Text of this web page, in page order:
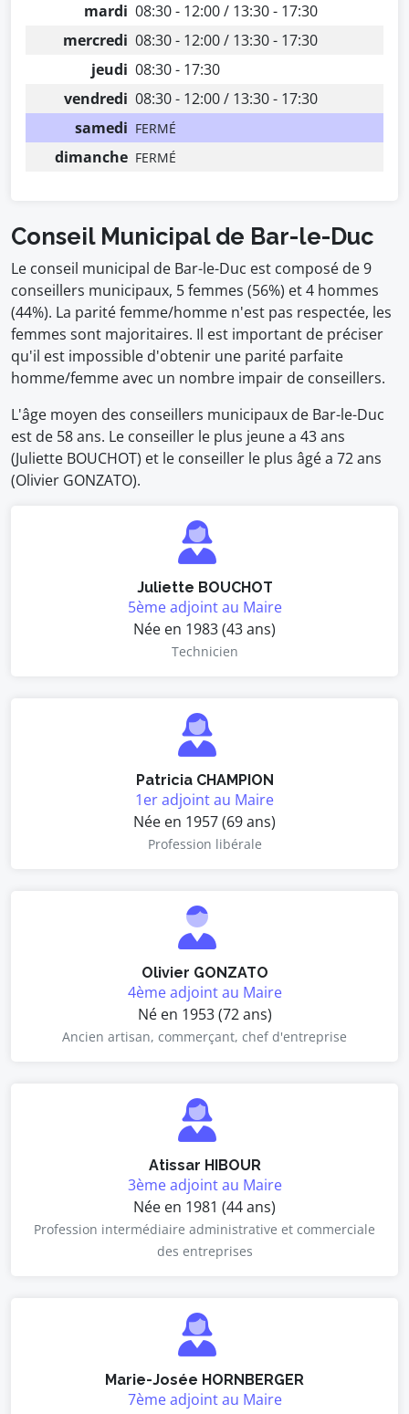
mardi 08:30 - 12:00 / 13:30 - 17:30
mercredi 08:30 - 12:00 / 13:30 - 17:30
jeudi 08:30 - 17:30
vendredi 08:30 - 12:00 / 13:30 - 17:30
samedi FERMÉ
dimanche FERMÉ
Conseil Municipal de Bar-le-Duc
Le conseil municipal de Bar-le-Duc est composé de 9
conseillers municipaux, 5 femmes (56%) et 4 hommes
(44%). La parité femme/homme n'est pas respectée, les
femmes sont majoritaires. Il est important de préciser
qu'il est impossible d'obtenir une parité parfaite
homme/femme avec un nombre impair de conseillers.
L'âge moyen des conseillers municipaux de Bar-le-Duc
est de 58 ans. Le conseiller le plus jeune a 43 ans
(Juliette BOUCHOT) et le conseiller le plus âgé a 72 ans
(Olivier GONZATO).
Juliette BOUCHOT
5ème adjoint au Maire
Née en 1983 (43 ans)
Technicien
Patricia CHAMPION
1er adjoint au Maire
Née en 1957 (69 ans)
Profession libérale
Olivier GONZATO
4ème adjoint au Maire
Né en 1953 (72 ans)
Ancien artisan, commerçant, chef d'entreprise
Atissar HIBOUR
3ème adjoint au Maire
Née en 1981 (44 ans)
Profession intermédiaire administrative et commerciale
des entreprises
Marie-Josée HORNBERGER
7ème adjoint au Maire